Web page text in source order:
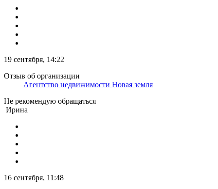
19 сентября, 14:22
Отзыв об организации
Агентство недвижимости Новая земля
Не рекомендую обращаться
Ирина
16 сентября, 11:48